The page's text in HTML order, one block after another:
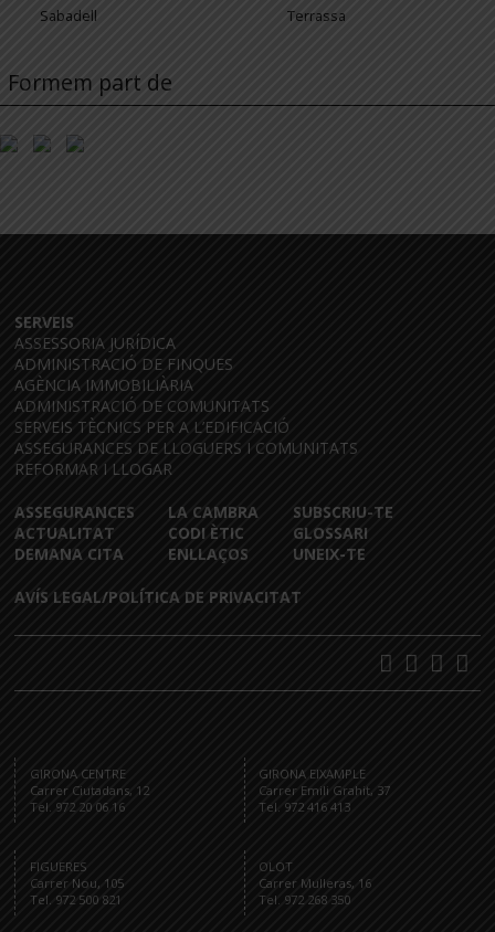
Sabadell
Terrassa
Formem part de
SERVEIS
ASSESSORIA JURÍDICA
ADMINISTRACIÓ DE FINQUES
AGÈNCIA IMMOBILIÀRIA
ADMINISTRACIÓ DE COMUNITATS
SERVEIS TÈCNICS PER A L’EDIFICACIÓ
ASSEGURANCES DE LLOGUERS I COMUNITATS
REFORMAR I LLOGAR
ASSEGURANCES
ACTUALITAT
DEMANA CITA
LA CAMBRA
CODI ÈTIC
ENLLAÇOS
SUBSCRIU-TE
GLOSSARI
UNEIX-TE
AVÍS LEGAL/POLÍTICA DE PRIVACITAT
GIRONA CENTRE
Carrer Ciutadans, 12
Tel. 972 20 06 16
GIRONA EIXAMPLE
Carrer Emili Grahit, 37
Tel. 972 416 413
FIGUERES
Carrer Nou, 105
Tel. 972 500 821
OLOT
Carrer Mulleras, 16
Tel. 972 268 350